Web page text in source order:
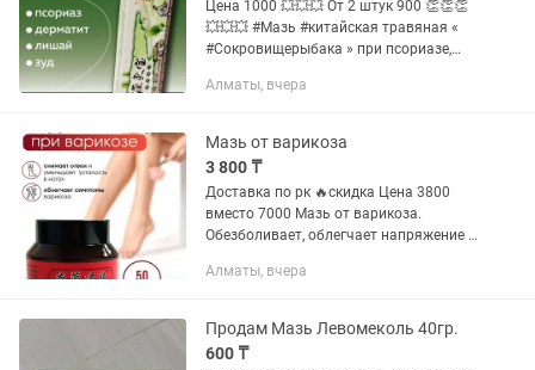
Цена 1000 💥💥💥 От 2 штук 900 👏👏👏
💥💥💥 #Мазь #китайская травяная «
#Сокровищерыбака » при псориазе,
секрет для здоровья и красоты кожи.
Алматы, вчера
Мазь от варикоза
3 800 ₸
Доставка по рк 🔥скидка Цена 3800
вместо 7000 Мазь от варикоза.
Обезболивает, облегчает напряжение в
неприятные ощущения «горения».
и...
Алматы, вчера
Продам Мазь Левомеколь 40гр.
600 ₸